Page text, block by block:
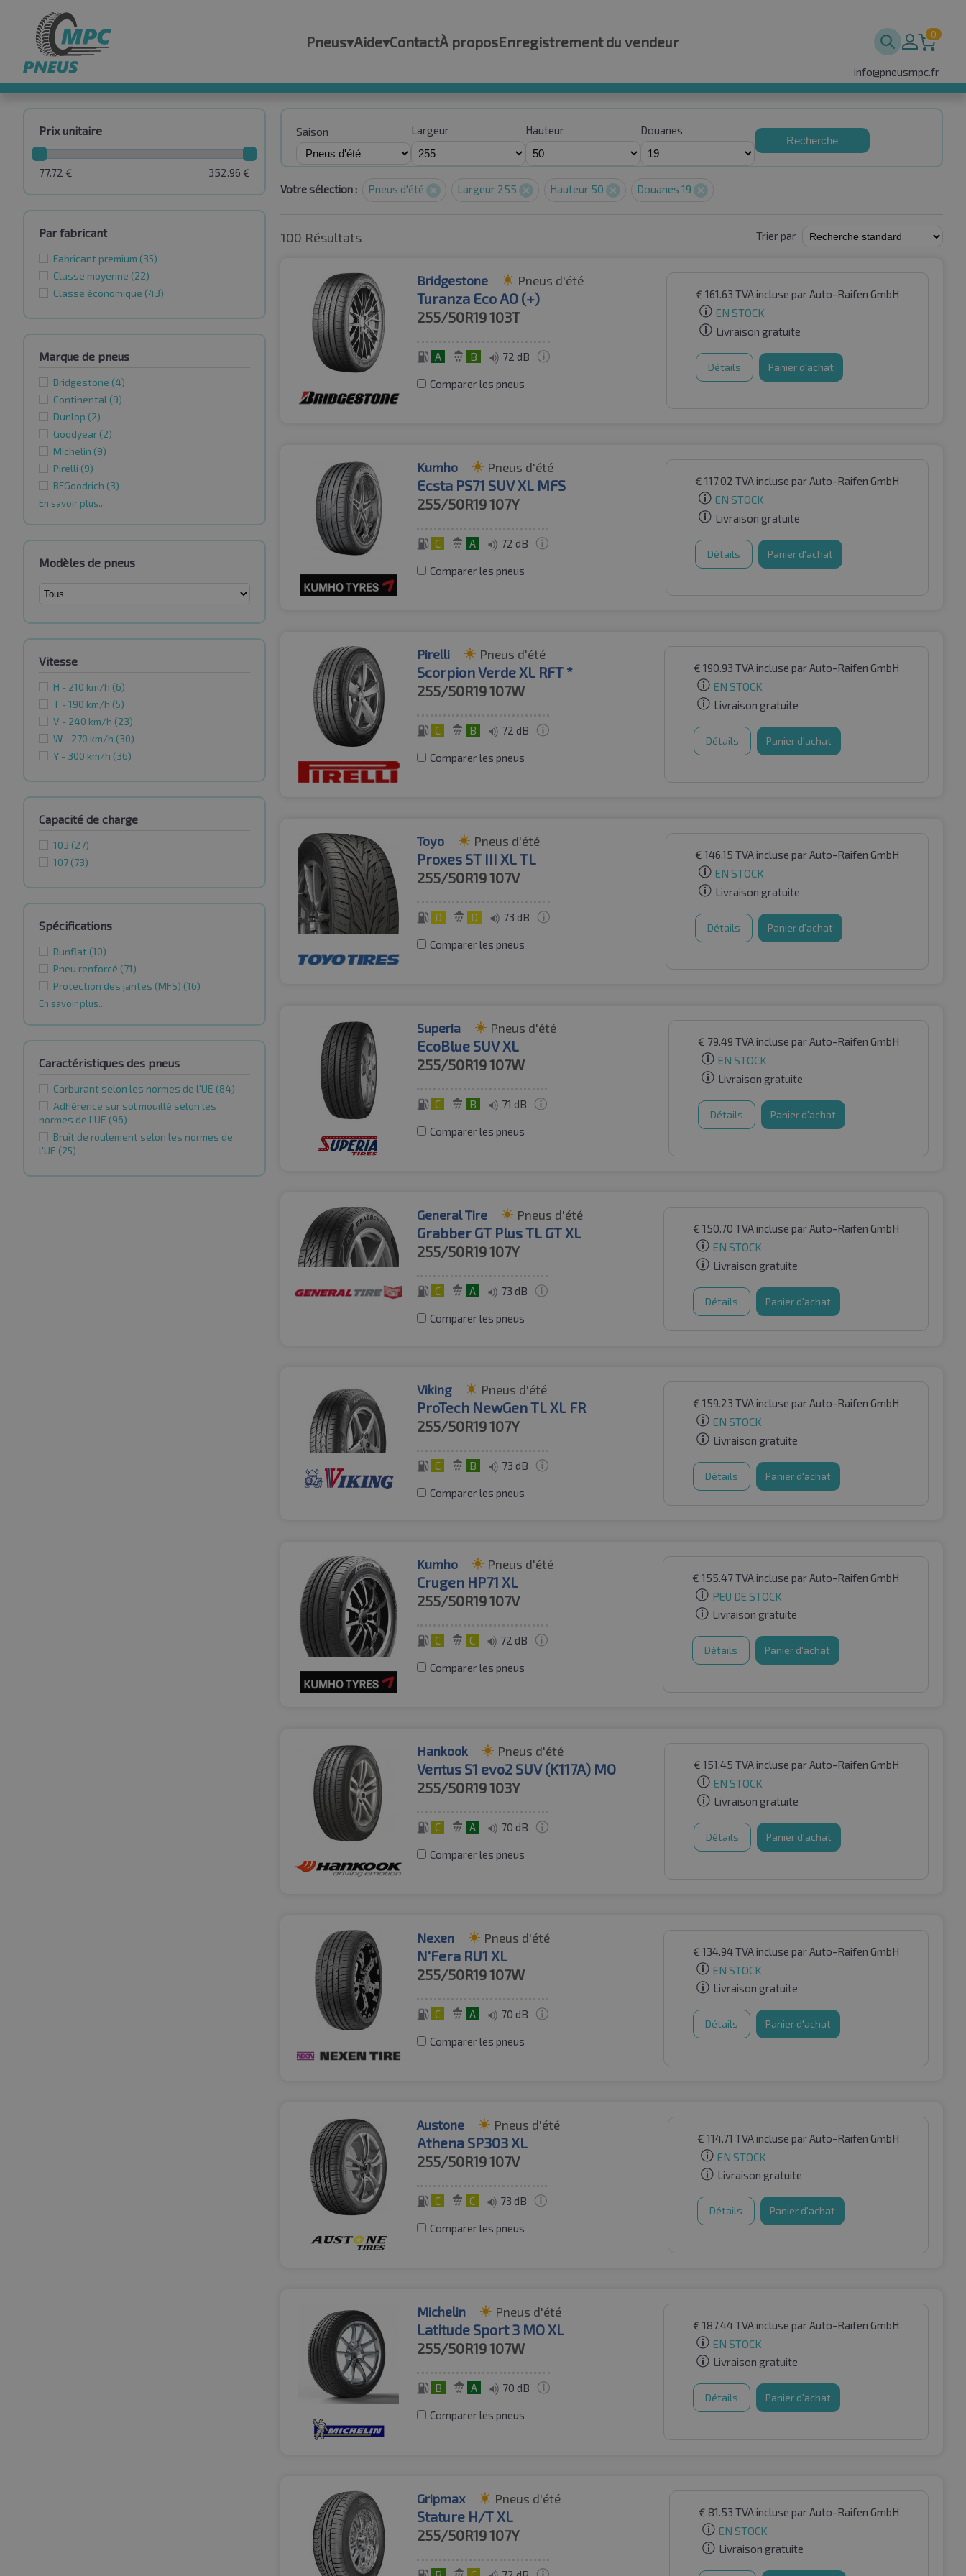
Pneus▾Aide▾ContactÀ proposEnregistrement du vendeur 0
info@pneusmpc.fr
Prix unitaire
352.96 €
77.72 €
Par fabricant
Fabricant premium (35)
Classe moyenne (22)
Classe économique (43)
Marque de pneus
Bridgestone (4)
Continental (9)
Dunlop (2)
Goodyear (2)
Michelin (9)
Pirelli (9)
BFGoodrich (3)
En savoir plus...
Modèles de pneus
Vitesse
H - 210 km/h (6)
T - 190 km/h (5)
V - 240 km/h (23)
W - 270 km/h (30)
Y - 300 km/h (36)
Capacité de charge
103 (27)
107 (73)
Spécifications
Runflat (10)
Pneu renforcé (71)
Protection des jantes (MFS) (16)
En savoir plus...
Caractéristiques des pneus
Carburant selon les normes de l'UE (84)
Adhérence sur sol mouillé selon les
normes de l'UE (96)
Bruit de roulement selon les normes de
l'UE (25)
Saison Largeur Hauteur Douanes
Recherche
Votre sélection : Pneus d'été Largeur 255 Hauteur 50 Douanes 19
100 Résultats Trier par
Bridgestone Pneus d'été
Turanza Eco AO (+)
255/50R19103T
A B 72 dB
Comparer les pneus
€ 161.63 TVA incluse par Auto-Raifen GmbH
EN STOCK
Livraison gratuite
Détails Panier d'achat
Kumho Pneus d'été
Ecsta PS71 SUV XL MFS
255/50R19107Y
C A 72 dB
Comparer les pneus
€ 117.02 TVA incluse par Auto-Raifen GmbH
EN STOCK
Livraison gratuite
Détails Panier d'achat
Pirelli Pneus d'été
Scorpion Verde XL RFT *
255/50R19107W
C B 72 dB
Comparer les pneus
€ 190.93 TVA incluse par Auto-Raifen GmbH
EN STOCK
Livraison gratuite
Détails Panier d'achat
Toyo Pneus d'été
Proxes ST III XL TL
255/50R19107V
D D 73 dB
Comparer les pneus
€ 146.15 TVA incluse par Auto-Raifen GmbH
EN STOCK
Livraison gratuite
Détails Panier d'achat
Superia Pneus d'été
EcoBlue SUV XL
255/50R19107W
C B 71 dB
Comparer les pneus
€ 79.49 TVA incluse par Auto-Raifen GmbH
EN STOCK
Livraison gratuite
Détails Panier d'achat
General Tire Pneus d'été
Grabber GT Plus TL GT XL
255/50R19107Y
C A 73 dB
Comparer les pneus
€ 150.70 TVA incluse par Auto-Raifen GmbH
EN STOCK
Livraison gratuite
Détails Panier d'achat
Viking Pneus d'été
ProTech NewGen TL XL FR
255/50R19107Y
C B 73 dB
Comparer les pneus
€ 159.23 TVA incluse par Auto-Raifen GmbH
EN STOCK
Livraison gratuite
Détails Panier d'achat
Kumho Pneus d'été
Crugen HP71 XL
255/50R19107V
C C 72 dB
Comparer les pneus
€ 155.47TVA incluse par Auto-Raifen GmbH
PEU DE STOCK
Livraison gratuite
Détails Panier d'achat
Hankook Pneus d'été
Ventus S1 evo2 SUV (K117A) MO
255/50R19103Y
C A 70 dB
Comparer les pneus
€ 151.45 TVA incluse par Auto-Raifen GmbH
EN STOCK
Livraison gratuite
Détails Panier d'achat
Nexen Pneus d'été
N'Fera RU1 XL
255/50R19107W
C A 70 dB
Comparer les pneus
€ 134.94TVA incluse par Auto-Raifen GmbH
EN STOCK
Livraison gratuite
Détails Panier d'achat
Austone Pneus d'été
Athena SP303 XL
255/50R19107V
C C 73 dB
Comparer les pneus
€ 114.71 TVA incluse par Auto-Raifen GmbH
EN STOCK
Livraison gratuite
Détails Panier d'achat
Michelin Pneus d'été
Latitude Sport 3 MO XL
255/50R19107W
B A 70 dB
Comparer les pneus
€ 187.44TVA incluse par Auto-Raifen GmbH
EN STOCK
Livraison gratuite
Détails Panier d'achat
Gripmax Pneus d'été
Stature H/T XL
255/50R19107Y
€ 81.53 TVA incluse par Auto-Raifen GmbH
EN STOCK
Livraison gratuite